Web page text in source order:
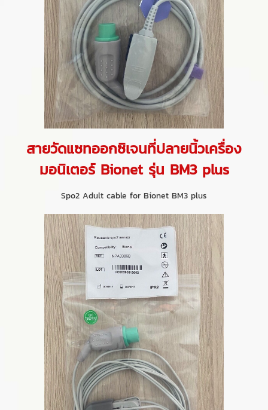
สายวัดแซทออกซิเจนที่ปลายนิ้วเครื่อง
มอนิเตอร์ Bionet รุ่น BM3 plus
Spo2 Adult cable for Bionet BM3 plus